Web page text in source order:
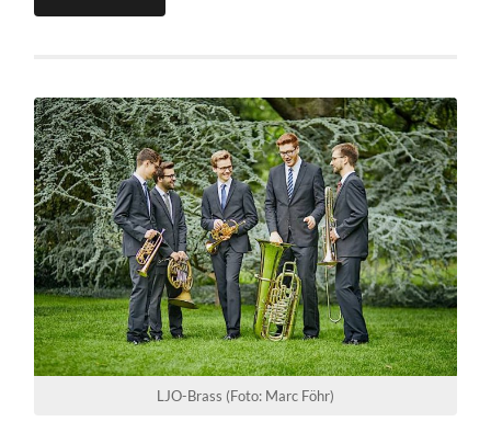
LJO-Brass (Foto: Marc Föhr)